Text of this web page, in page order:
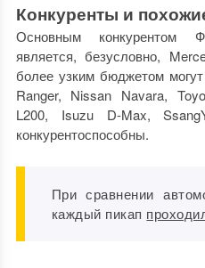
Конкуренты и
Основным конкурентом
является, безусловно,
более узким бюджетом
Ranger, Nissan Navara,
L200, Isuzu D-Max,
конкурентоспособны.
При сравнении
каждый пикап